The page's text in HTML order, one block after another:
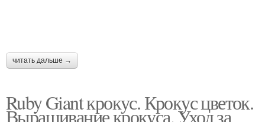
читать дальше →
Ruby Giant крокус. Крокус цветок.
Выращивание крокуса. Уход за